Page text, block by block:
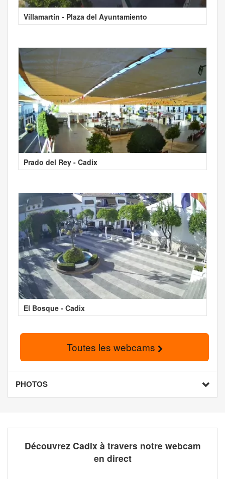
Villamartín - Plaza del Ayuntamiento
Prado del Rey - Cadix
El Bosque - Cadix
Toutes les webcams
PHOTOS
Découvrez Cadix à travers notre webcam
en direct